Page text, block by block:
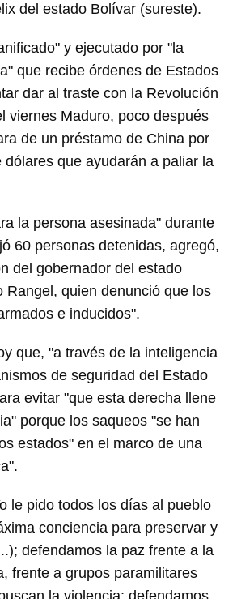
del estado Bolívar (sureste).
y ejecutado por "la
que recibe órdenes de Estados
dar al traste con la Revolución
viernes Maduro, poco después
de un préstamo de China por
dólares que ayudarán a paliar la
la persona asesinada" durante
60 personas detenidas, agregó,
del gobernador del estado
Rangel, quien denunció que los
e inducidos".
que, "a través de la inteligencia
de seguridad del Estado
evitar "que esta derecha llene
porque los saqueos "se han
estados" en el marco de una
le pido todos los días al pueblo
conciencia para preservar y
defendamos la paz frente a la
frente a grupos paramilitares
la violencia; defendamos